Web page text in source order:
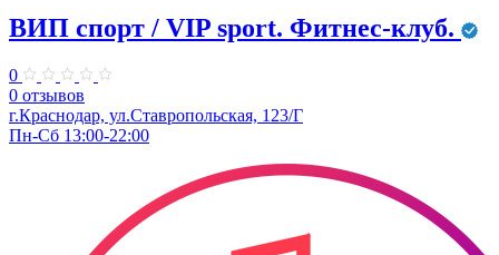
ВИП спорт / VIP sport. Фитнес-клуб.
0
0 отзывов
г.Краснодар, ул.Ставропольская, 123/Г
Пн-Сб 13:00-22:00